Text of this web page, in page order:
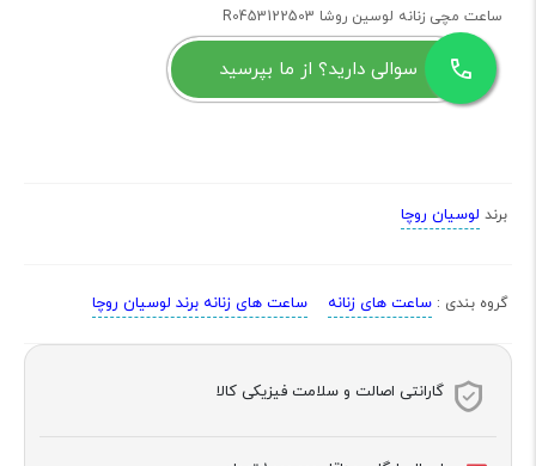
ساعت مچی زنانه لوسین روشا R0453122503
سوالی دارید؟ از ما بپرسید
برند لوسیان روچا
گروه بندی : ساعت های زنانه ساعت های زنانه برند لوسیان روچا
گارانتی اصالت و سلامت فیزیکی کالا